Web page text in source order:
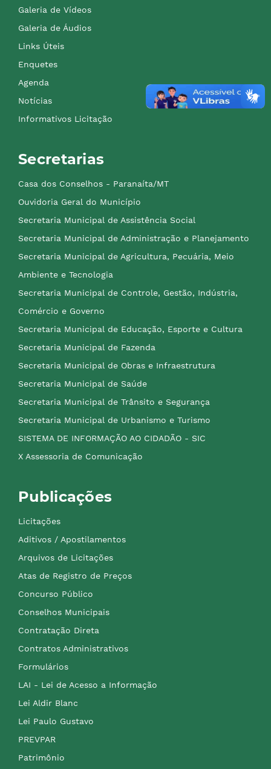
Galeria de Vídeos
Galeria de Áudios
Links Úteis
Enquetes
Agenda
Notícias
Informativos Licitação
Secretarias
Casa dos Conselhos - Paranaíta/MT
Ouvidoria Geral do Município
Secretaria Municipal de Assistência Social
Secretaria Municipal de Administração e Planejamento
Secretaria Municipal de Agricultura, Pecuária, Meio
Ambiente e Tecnologia
Secretaria Municipal de Controle, Gestão, Indústria,
Comércio e Governo
Secretaria Municipal de Educação, Esporte e Cultura
Secretaria Municipal de Fazenda
Secretaria Municipal de Obras e Infraestrutura
Secretaria Municipal de Saúde
Secretaria Municipal de Trânsito e Segurança
Secretaria Municipal de Urbanismo e Turismo
SISTEMA DE INFORMAÇÃO AO CIDADÃO - SIC
X Assessoria de Comunicação
Publicações
Licitações
Aditivos / Apostilamentos
Arquivos de Licitações
Atas de Registro de Preços
Concurso Público
Conselhos Municipais
Contratação Direta
Contratos Administrativos
Formulários
LAI - Lei de Acesso a Informação
Lei Aldir Blanc
Lei Paulo Gustavo
PREVPAR
Patrimônio